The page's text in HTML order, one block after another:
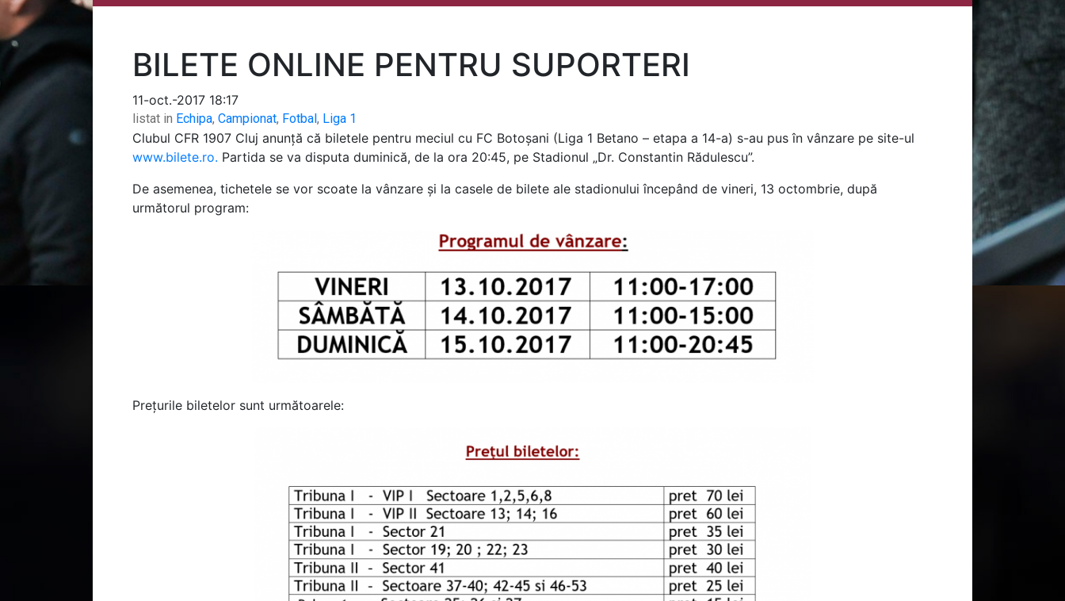
BILETE ONLINE PENTRU SUPORTERI
11-oct.-2017 18:17
listat in Echipa, Campionat, Fotbal, Liga 1
Clubul CFR 1907 Cluj anunță că biletele pentru meciul cu FC Botoșani (Liga 1 Betano – etapa a 14-a) s-au pus în vânzare pe site-ul
www.bilete.ro. Partida se va disputa duminică, de la ora 20:45, pe Stadionul „Dr. Constantin Rădulescu”.
De asemenea, tichetele se vor scoate la vânzare și la casele de bilete ale stadionului începând de vineri, 13 octombrie, după
următorul program:
Prețurile biletelor sunt următoarele: